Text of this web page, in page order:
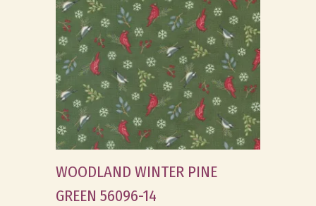
WOODLAND WINTER PINE
GREEN 56096-14